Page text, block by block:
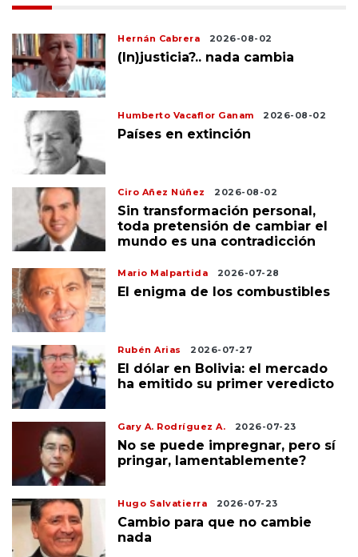
Hernán Cabrera 2026-08-02
(In)justicia?.. nada cambia
Humberto Vacaflor Ganam 2026-08-02
Países en extinción
Ciro Añez Núñez 2026-08-02
Sin transformación personal,
toda pretensión de cambiar el
mundo es una contradicción
Mario Malpartida 2026-07-28
El enigma de los combustibles
Rubén Arias 2026-07-27
El dólar en Bolivia: el mercado
ha emitido su primer veredicto
Gary A. Rodríguez A. 2026-07-23
No se puede impregnar, pero sí
pringar, lamentablemente?
Hugo Salvatierra 2026-07-23
Cambio para que no cambie
nada